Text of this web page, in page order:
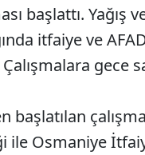
başlattı. Yağış
itfaiye ve
gece
başlatılan
ile Osmaniye